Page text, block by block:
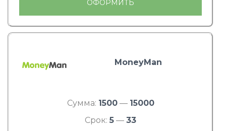
ОФОРМИТЬ
MoneyMan
Сумма: 1500— 15000
Срок: 5 — 33